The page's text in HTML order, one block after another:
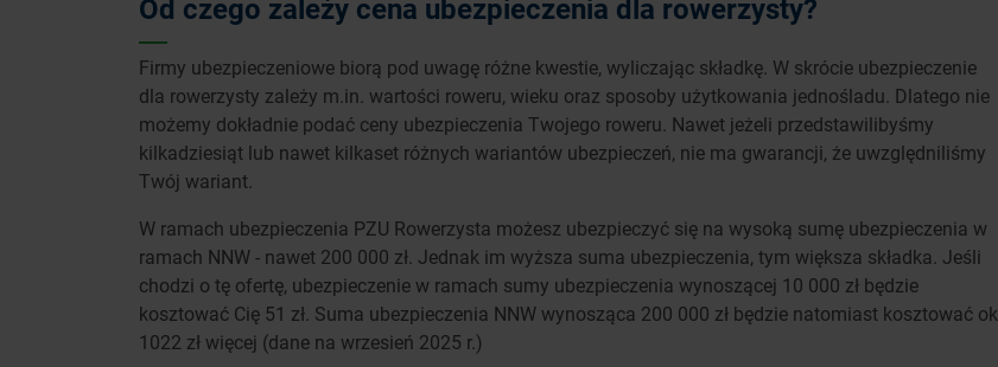
Od czego zależy cena ubezpieczenia dla rowerzysty?
Firmy ubezpieczeniowe biorą pod uwagę różne kwestie, wyliczając składkę. W skrócie ubezpieczenie
dla rowerzysty zależy m.in. wartości roweru, wieku oraz sposoby użytkowania jednośladu. Dlatego nie
możemy dokładnie podać ceny ubezpieczenia Twojego roweru. Nawet jeżeli przedstawilibyśmy
kilkadziesiąt lub nawet kilkaset różnych wariantów ubezpieczeń, nie ma gwarancji, że uwzględniliśmy
Twój wariant.
W ramach ubezpieczenia PZU Rowerzysta możesz ubezpieczyć się na wysoką sumę ubezpieczenia w
ramach NNW - nawet 200 000 zł. Jednak im wyższa suma ubezpieczenia, tym większa składka. Jeśli
chodzi o tę ofertę, ubezpieczenie w ramach sumy ubezpieczenia wynoszącej 10 000 zł będzie
kosztować Cię 51 zł. Suma ubezpieczenia NNW wynosząca 200 000 zł będzie natomiast kosztować ok.
1022 zł więcej (dane na wrzesień 2025 r.)